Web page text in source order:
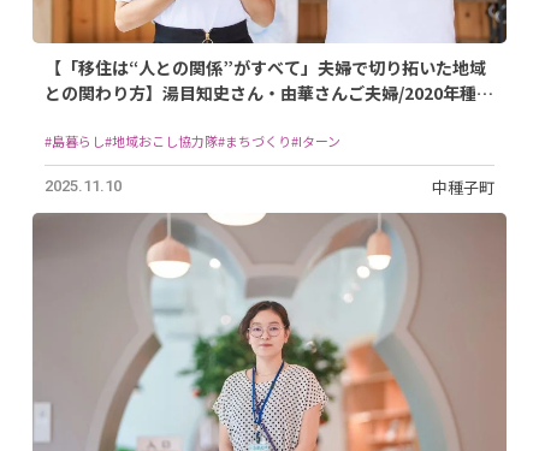
【「移住は“人との関係”がすべて」夫婦で切り拓いた地域
との関わり方】湯目知史さん・由華さんご夫婦/2020年種子
#島暮らし#地域おこし協力隊#まちづくり#Iターン
2025.11.10 中種子町